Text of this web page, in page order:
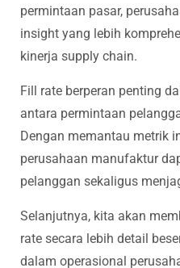
permintaan pasar,
insight yang lebih
kinerja supply chain.
Fill rate berperan penting
antara permintaan
Dengan memantau metrik
perusahaan manufaktur
pelanggan sekaligus
Selanjutnya, kita akan
rate secara lebih detail
dalam operasional